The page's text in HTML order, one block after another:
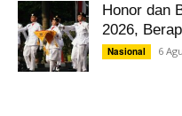
Honor dan
2026,
Nasional 6